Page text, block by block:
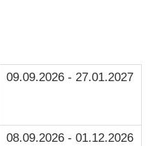
09.09.2026 - 27.01.2027
08.09.2026 - 01.12.2026